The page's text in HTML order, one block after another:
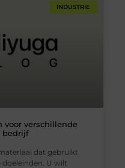
INDUSTRIE
voor verschillende
bedrijf
dat gebruikt
U wilt